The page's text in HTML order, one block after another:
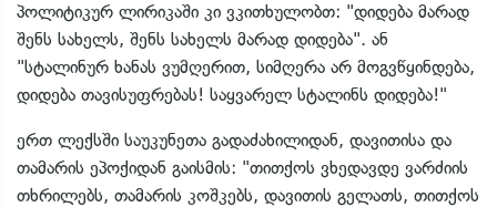
პოლიტიკურ ლირიკაში კი ვკითხულობთ: "დიდება მარად
შენს სახელს, შენს სახელს მარად დიდება". ან
"სტალინურ ხანას ვუმღერით, სიმღერა არ მოგვწყინდება,
დიდება თავისუფრებას! საყვარელ სტალინს დიდება!"
ერთ ლექსში საუკუნეთა გადაძახილიდან, დავითისა და
თამარის ეპოქიდან გაისმის: "თითქოს ვხედავდე ვარძიის
თხრილებს, თამარის კოშკებს, დავითის გელათს, თითქოს